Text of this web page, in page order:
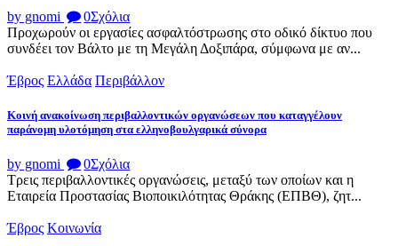
by gnomi 0Σχόλια
Προχωρούν οι εργασίες ασφαλτόστρωσης στο οδικό δίκτυο που
συνδέει τον Βάλτο με τη Μεγάλη Δοξιπάρα, σύμφωνα με αν...
Έβρος Ελλάδα Περιβάλλον
Κοινή ανακοίνωση περιβαλλοντικών οργανώσεων που καταγγέλουν
παράνομη υλοτόμηση στα ελληνοβουλγαρικά σύνορα
by gnomi 0Σχόλια
Τρεις περιβαλλοντικές οργανώσεις, μεταξύ των οποίων και η
Εταιρεία Προστασίας Βιοποικιλότητας Θράκης (ΕΠΒΘ), ζητ...
Έβρος Κοινωνία